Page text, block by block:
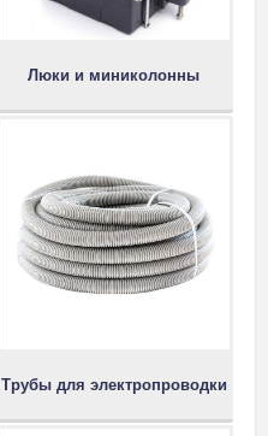
Люки и миниколонны
Трубы для электропроводки